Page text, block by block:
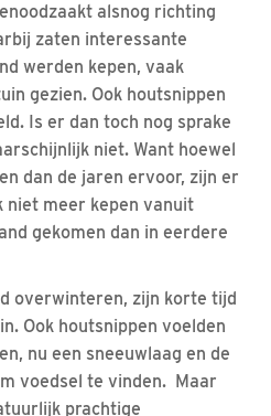
alsnog richting
zaten interessante
werden kepen, vaak
gezien. Ook houtsnippen
Is er dan toch nog sprake
niet. Want hoewel
dan de jaren ervoor, zijn er
niet meer kepen vanuit
gekomen dan in eerdere
overwinteren, zijn korte tijd
Ook houtsnippen voelden
nu een sneeuwlaag en de
voedsel te vinden. Maar
prachtige